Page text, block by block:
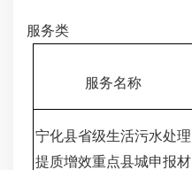
服务类
服务名称
宁化县省级生活污水处理
提质增效重点县城申报材